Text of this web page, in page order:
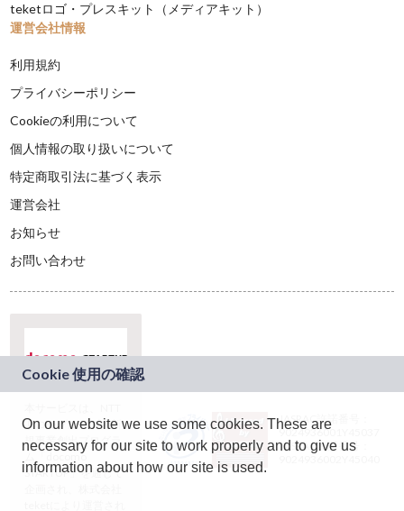
teketロゴ・プレスキット（メディアキット）
運営会社情報
利用規約
プライバシーポリシー
Cookieの利用について
個人情報の取り扱いについて
特定商取引法に基づく表示
運営会社
お知らせ
お問い合わせ
ドコモグループの新
規事業創出プログラ
ム「docomo
STARTUP」を通じて
JASRAC許諾番号：
9024936001Y45037
JASRAC許諾番号：
On our website we use some cookies. These are
necessary for our site to work properly and to give us
information about how our site is used.